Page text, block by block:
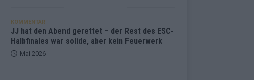
KOMMENTAR
JJ hat den Abend gerettet – der Rest des ESC-
Halbfinales war solide, aber kein Feuerwerk
Mai 2026